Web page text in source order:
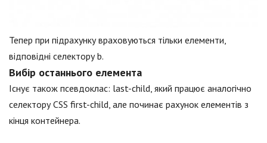
Тепер при підрахунку враховуються тільки елементи,
відповідні селектору b.
Вибір останнього елемента
Існує також псевдоклас: last-child, який працює аналогічно
селектору CSS first-child, але починає рахунок елементів з
кінця контейнера.